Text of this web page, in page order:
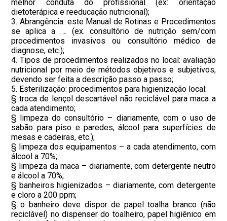
melhor conduta do profissional (ex: orientação
dietoterápica e reeducação nutricional);
3. Abrangência: este Manual de Rotinas e Procedimentos
se aplica a …. (ex. consultório de nutrição sem/com
procedimentos invasivos ou consultório médico de
diagnose, etc.);
4. Tipos de procedimentos realizados no local: avaliação
nutricional por meio de métodos objetivos e subjetivos,
devendo ser feita a descrição passo a passo;
5. Esterilização: procedimentos para higienização local:
§ troca de lençol descartável não reciclável para maca a
cada atendimento;
§ limpeza do consultório – diariamente, com o uso de
sabão para piso e paredes, álcool para superfícies de
mesas e cadeiras, etc.);
§ limpeza dos equipamentos – a cada atendimento, com
álcool a 70%;
§ limpeza da maca – diariamente, com detergente neutro
e álcool a 70%;
§ banheiros higienizados – diariamente, com detergente
e cloro a 200 ppm;
§ o banheiro deve dispor de papel toalha branco (não
reciclável) no dispenser do toalheiro, papel higiênico em